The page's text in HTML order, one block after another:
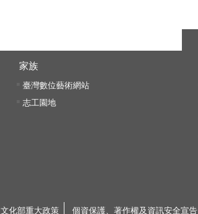
家族
臺灣數位藝術網站
志工園地
文化部重大政策 個資保護、著作權及資訊安全宣告